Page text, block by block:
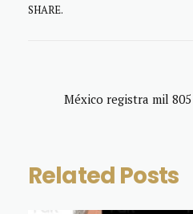
SHARE.
México registra mil
Related Posts